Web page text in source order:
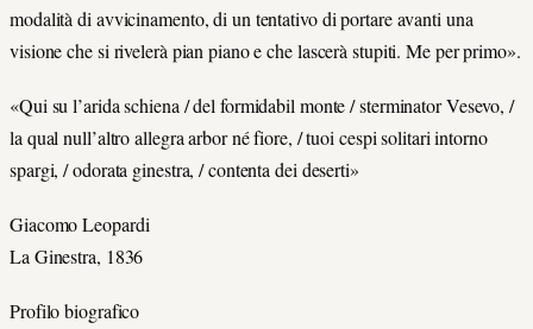
modalità di avvicinamento, di un tentativo di portare avanti una
visione che si rivelerà pian piano e che lascerà stupiti. Me per primo».
«Qui su l’arida schiena / del formidabil monte / sterminator Vesevo, /
la qual null’altro allegra arbor né fiore, / tuoi cespi solitari intorno
spargi, / odorata ginestra, / contenta dei deserti»
Giacomo Leopardi
La Ginestra, 1836
Profilo biografico